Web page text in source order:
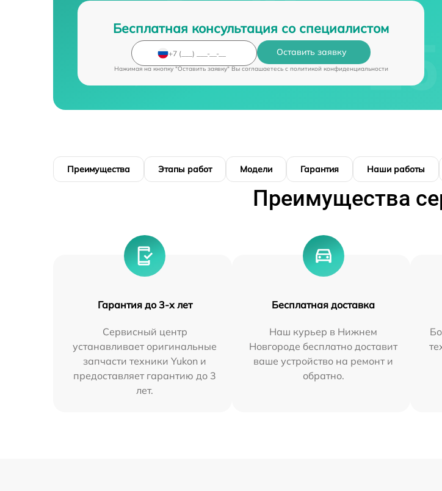
Бесплатная консультация со специалистом
Оставить заявку
Нажимая на кнопку "Оставить заявку" Вы соглашаетесь c политикой конфиденциальности
Преимущества Этапы работ Модели Гарантия Наши работы
Преимущества
Гарантия до 3-х лет
Сервисный центр
устанавливает оригинальные
запчасти техники Yukon и
предоставляет гарантию до 3
лет.
Бесплатная доставка
Наш курьер в Нижнем
Новгороде бесплатно доставит
ваше устройство на ремонт и
обратно.